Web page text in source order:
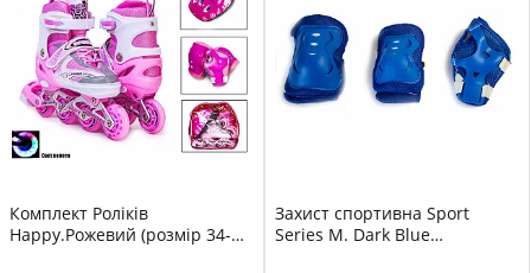
Всі
категорії
Спорт,
хобі
Дитячі
товари
Показати товари
Комплект Роліків
Happy.Рожевий (розмір 34-
Захист спортивна Sport
Series M. Dark Blue